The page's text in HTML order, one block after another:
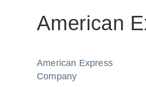
American
American Express
Company